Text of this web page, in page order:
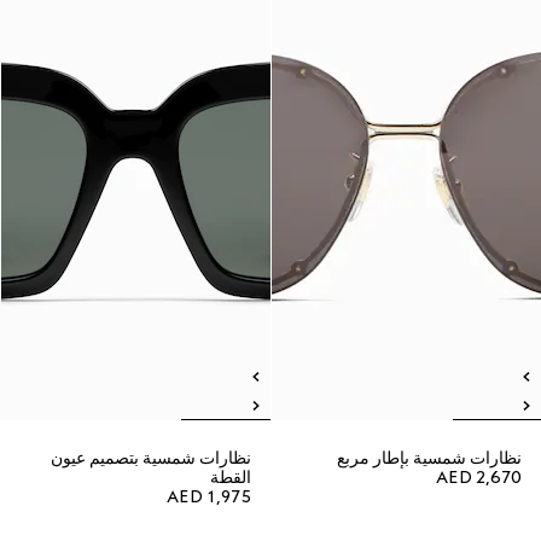
نظارات شمسية بإطار مربع
AED 2,670
نظارات شمسية بتصميم عيون
القطة
AED 1,975